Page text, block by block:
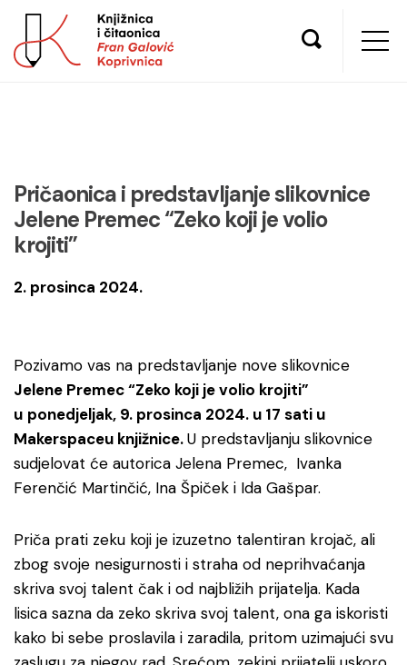
Pričaonica i predstavljanje slikovnice
Jelene Premec “Zeko koji je volio
krojiti”
2. prosinca 2024.
Pozivamo vas na predstavljanje nove slikovnice
Jelene Premec “Zeko koji je volio krojiti”
u ponedjeljak, 9. prosinca 2024. u 17 sati u
Makerspaceu knjižnice.U predstavljanju slikovnice
sudjelovat će autorica Jelena Premec, Ivanka
Ferenčić Martinčić, Ina Špiček i Ida Gašpar.
Priča prati zeku koji je izuzetno talentiran krojač, ali
zbog svoje nesigurnosti i straha od neprihvaćanja
skriva svoj talent čak i od najbližih prijatelja. Kada
lisica sazna da zeko skriva svoj talent, ona ga iskoristi
kako bi sebe proslavila i zaradila, pritom uzimajući svu